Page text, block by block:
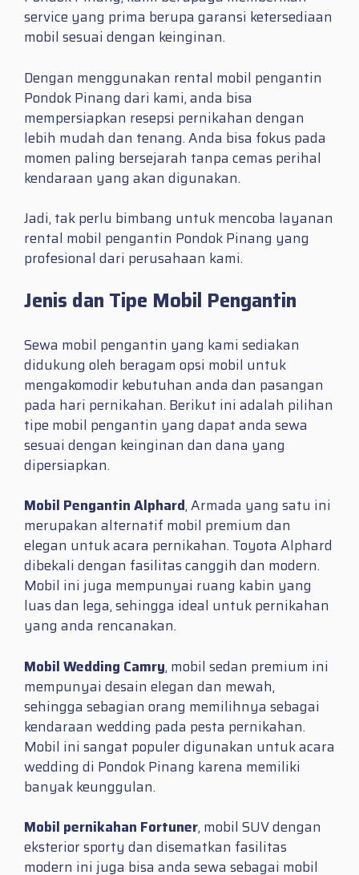
service yang prima berupa garansi ketersediaan
mobil sesuai dengan keinginan.
Dengan menggunakan rental mobil pengantin
Pondok Pinang dari kami, anda bisa
mempersiapkan resepsi pernikahan dengan
lebih mudah dan tenang. Anda bisa fokus pada
momen paling bersejarah tanpa cemas perihal
kendaraan yang akan digunakan.
Jadi, tak perlu bimbang untuk mencoba layanan
rental mobil pengantin Pondok Pinang yang
profesional dari perusahaan kami.
Jenis dan Tipe Mobil Pengantin
Sewa mobil pengantin yang kami sediakan
didukung oleh beragam opsi mobil untuk
mengakomodir kebutuhan anda dan pasangan
pada hari pernikahan. Berikut ini adalah pilihan
tipe mobil pengantin yang dapat anda sewa
sesuai dengan keinginan dan dana yang
dipersiapkan.
Mobil Pengantin Alphard, Armada yang satu ini
merupakan alternatif mobil premium dan
elegan untuk acara pernikahan. Toyota Alphard
dibekali dengan fasilitas canggih dan modern.
Mobil ini juga mempunyai ruang kabin yang
luas dan lega, sehingga ideal untuk pernikahan
yang anda rencanakan.
Mobil Wedding Camry, mobil sedan premium ini
mempunyai desain elegan dan mewah,
sehingga sebagian orang memilihnya sebagai
kendaraan wedding pada pesta pernikahan.
Mobil ini sangat populer digunakan untuk acara
wedding di Pondok Pinang karena memiliki
banyak keunggulan.
Mobil pernikahan Fortuner, mobil SUV dengan
eksterior sporty dan disematkan fasilitas
modern ini juga bisa anda sewa sebagai mobil